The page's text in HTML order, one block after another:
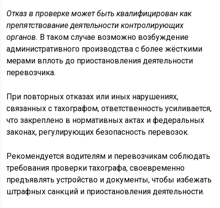
Отказ в проверке может быть квалифицирован как
препятствование деятельности контролирующих
органов. В таком случае возможно возбуждение
административного производства с более жёсткими
мерами вплоть до приостановления деятельности
перевозчика.
При повторных отказах или иных нарушениях,
связанных с тахографом, ответственность усиливается,
что закреплено в нормативных актах и федеральных
законах, регулирующих безопасность перевозок.
Рекомендуется водителям и перевозчикам соблюдать
требования проверки тахографа, своевременно
предъявлять устройство и документы, чтобы избежать
штрафных санкций и приостановления деятельности.